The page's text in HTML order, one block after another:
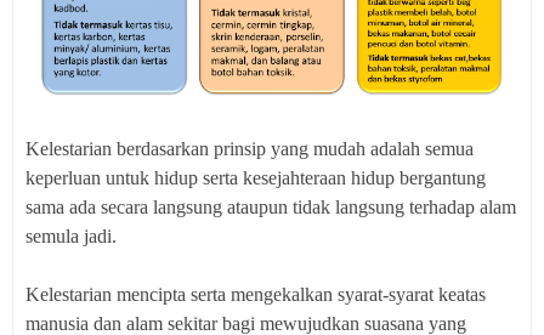
Kelestarian berdasarkan prinsip yang mudah adalah semua
keperluan untuk hidup serta kesejahteraan hidup bergantung
sama ada secara langsung ataupun tidak langsung terhadap alam
semula jadi.
Kelestarian mencipta serta mengekalkan syarat-syarat keatas
manusia dan alam sekitar bagi mewujudkan suasana yang